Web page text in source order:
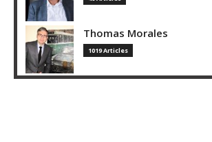
Thomas Morales
1019 Articles